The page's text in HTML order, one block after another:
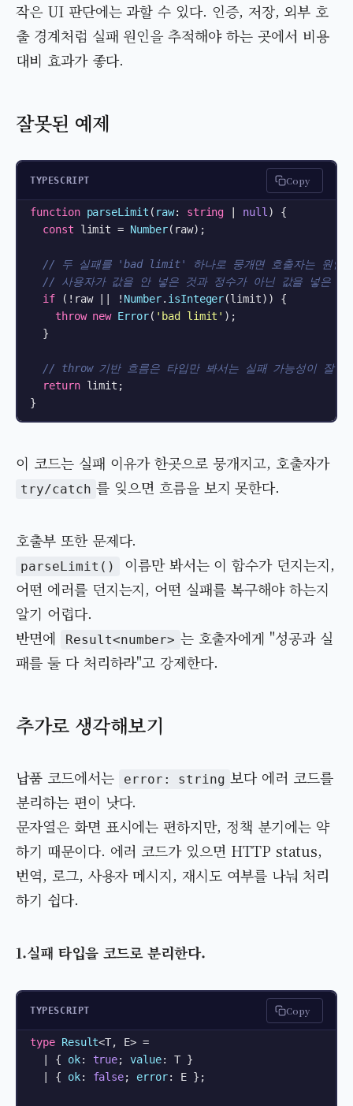
작은 UI 판단에는 과할 수 있다. 인증, 저장, 외부 호
출 경계처럼 실패 원인을 추적해야 하는 곳에서 비용
대비 효과가 좋다.
잘못된 예제
TYPESCRIPT Copy
function parseLimit ( raw: string null ) {
const limit = Number(raw);
// 두 실패를 'bad limit' 하나로 뭉개면 호출자는 원인
// 사용자가 값을 안 넣은 것과 정수가 아닌 값을 넣은 것
if (!raw || ! Number. isInteger(limit)) {
throw new Error( 'bad limit' );
  }
// throw 기반 흐름은 타입만 봐서는 실패 가능성이 잘 드
return limit;
이 코드는 실패 이유가 한곳으로 뭉개지고, 호출자가
try/catch 를 잊으면 흐름을 보지 못한다.
호출부 또한 문제다.
parseLimit()
이름만 봐서는 이 함수가 던지는지,
어떤 에러를 던지는지, 어떤 실패를 복구해야 하는지
알기 어렵다.
반면에
Result<number> 는 호출자에게 "성공과 실
패를 둘 다 처리하라"고 강제한다.
추가로 생각해보기
납품 코드에서는 error: string 보다 에러 코드를
분리하는 편이 낫다.
문자열은 화면 표시에는 편하지만, 정책 분기에는 약
하기 때문이다. 에러 코드가 있으면 HTTP status,
번역, 로그, 사용자 메시지, 재시도 여부를 나눠 처리
하기 쉽다.
1.실패 타입을 코드로 분리한다.
TYPESCRIPT Copy
type Result<T, E> =
  | {
ok: true; value: T }
  | {
ok: false; error: E };